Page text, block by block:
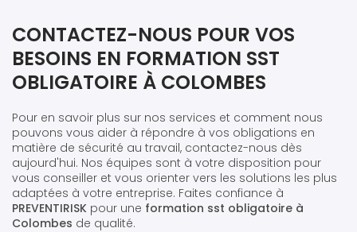
CONTACTEZ-NOUS POUR VOS
BESOINS EN FORMATION SST
OBLIGATOIRE À COLOMBES
Pour en savoir plus sur nos services et comment nous
pouvons vous aider à répondre à vos obligations en
matière de sécurité au travail, contactez-nous dès
aujourd'hui. Nos équipes sont à votre disposition pour
vous conseiller et vous orienter vers les solutions les plus
adaptées à votre entreprise. Faites confiance à
PREVENTIRISK pour une formation sst obligatoire à
Colombes de qualité.